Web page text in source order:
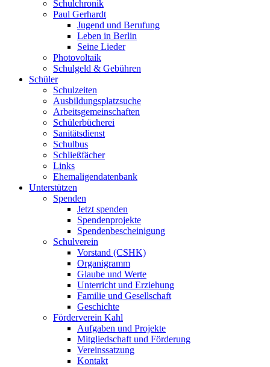
Schulchronik
Paul Gerhardt
Jugend und Berufung
Leben in Berlin
Seine Lieder
Photovoltaik
Schulgeld & Gebühren
Schüler
Schulzeiten
Ausbildungsplatzsuche
Arbeitsgemeinschaften
Schülerbücherei
Sanitätsdienst
Schulbus
Schließfächer
Links
Ehemaligendatenbank
Unterstützen
Spenden
Jetzt spenden
Spendenprojekte
Spendenbescheinigung
Schulverein
Vorstand (CSHK)
Organigramm
Glaube und Werte
Unterricht und Erziehung
Familie und Gesellschaft
Geschichte
Förderverein Kahl
Aufgaben und Projekte
Mitgliedschaft und Förderung
Vereinssatzung
Kontakt